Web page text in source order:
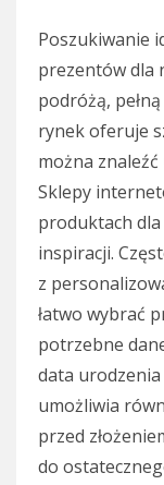
Poszukiwanie
prezentów dla
podróżą,
rynek oferuje
można
Sklepy
produktach
inspiracji.
z
łatwo wybrać
potrzebne
data urodzenia
umożliwia
przed
do